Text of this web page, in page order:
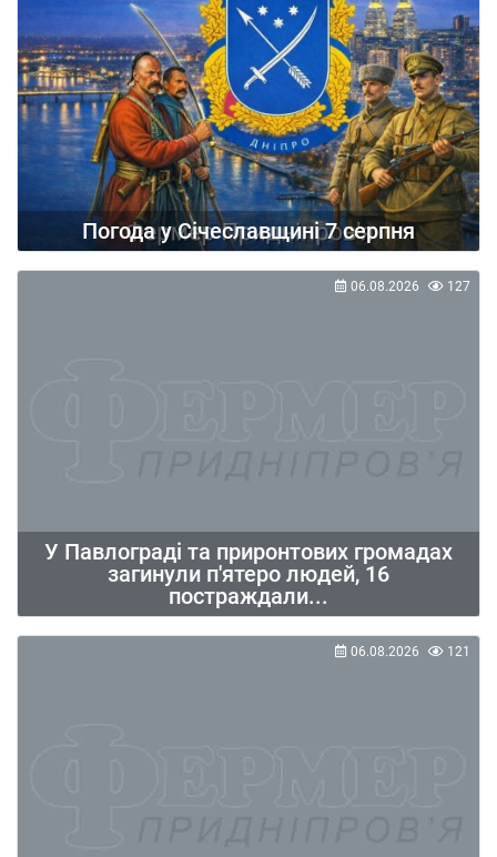
Погода у Січеславщині 7 серпня
У Павлограді та приронтових громадах
загинули п'ятеро людей, 16
постраждали...
06.08.2026 127
06.08.2026 121